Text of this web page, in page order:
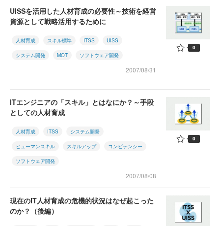
UISSを活用した人材育成の必要性～技術を経営
資源として戦略活用するために
人材育成 スキル標準 ITSS UISS
システム開発 MOT ソフトウェア開発
2007/08/31
0
ITエンジニアの「スキル」とはなにか？～手段
としての人材育成
人材育成 ITSS システム開発
ヒューマンスキル スキルアップ コンピテンシー
ソフトウェア開発
2007/08/08
0
現在のIT人材育成の危機的状況はなぜ起こった
のか？（後編）